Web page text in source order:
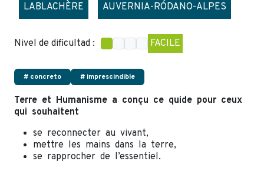
LABLACHÈRE AUVERNIA-RÓDANO-ALPES
Nivel de dificultad : FACILE
# concreto # imprescindible
Terre et Humanisme a conçu ce quide pour ceux
qui souhaitent
se reconnecter au vivant,
mettre les mains dans la terre,
se rapprocher de l’essentiel.